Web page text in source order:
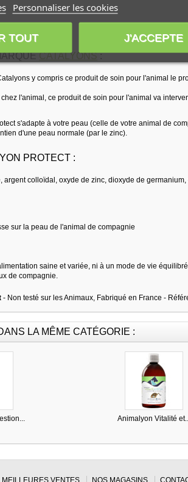
CATALYONS:
y compris ce produit de soin pour l'animal le
l'animal, ce produit de soin pour l'animal va
s'adapte à votre peau (celle de votre animal de
d'une peau normale (par le zinc).
PROTECT :
argent colloïdal, oxyde de zinc, dioxyde de germanium,
sur la peau de l'animal de compagnie
saine et variée, ni à un mode de vie
de compagnie.
- Non testé sur les Animaux, Fabriqué en France -
LA MÊME CATÉGORIE :
Animalyon Vitalité
MEILLEURES VENTES NOS MAGASINS
Personnaliser les cookies
TOUT J'ACCEPTE